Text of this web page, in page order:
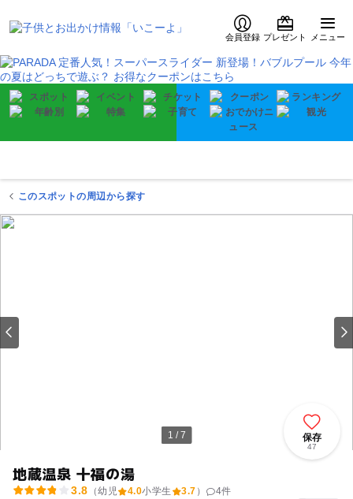
会員登録 プレゼント メニュー
このスポットの周辺から探す
1 / 7
地蔵温泉 十福の湯
3.8 （幼児 4.0小学生 3.7 ） 4件
保存
47